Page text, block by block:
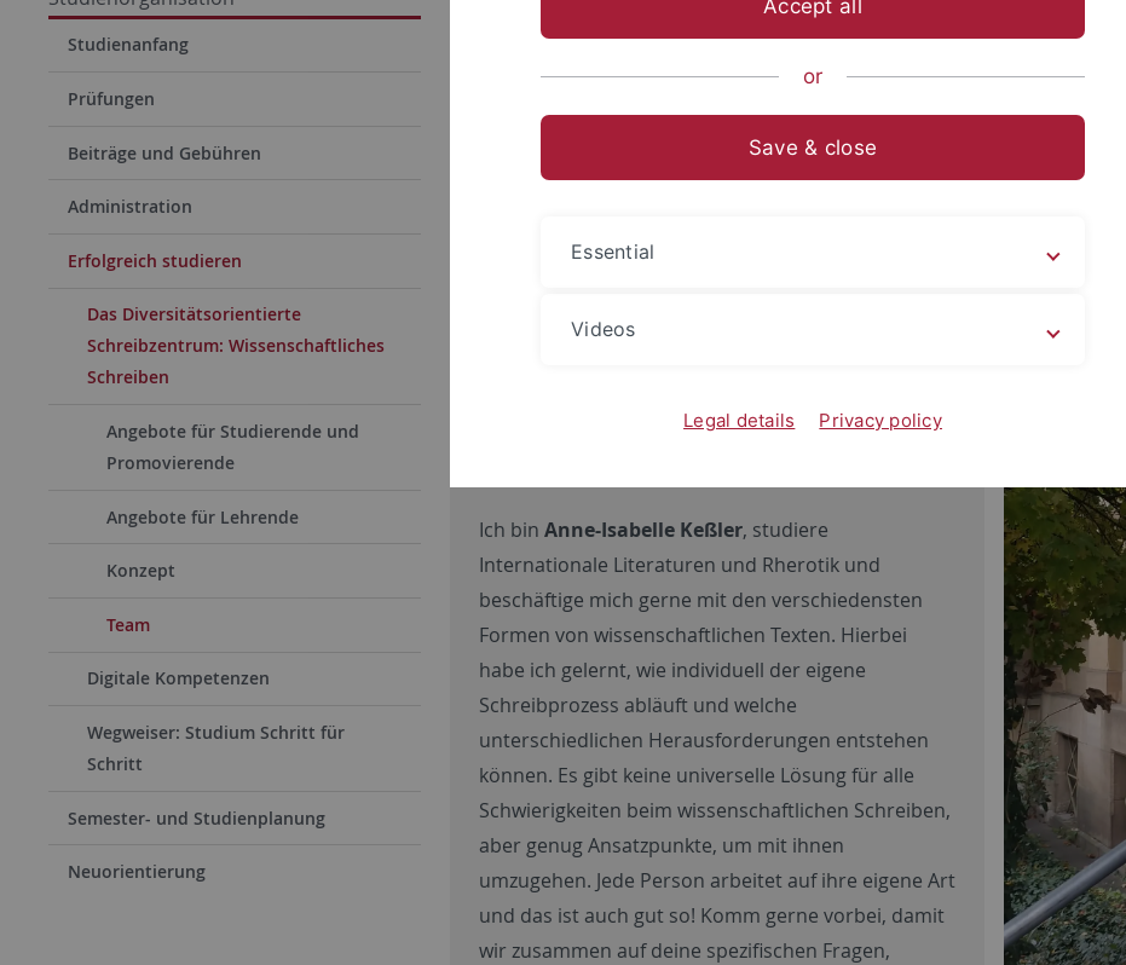
Studienanfang
Prüfungen
Beiträge und Gebühren
Administration
Erfolgreich studieren
Das Diversitätsorientierte
Schreibzentrum: Wissenschaftliches
Schreiben
Angebote für Studierende und
Promovierende
Angebote für Lehrende
Konzept
Team
Digitale Kompetenzen
Wegweiser: Studium Schritt für
Schritt
Semester- und Studienplanung
Neuorientierung
Diversitätsorientierten
Ich bin Anne-Isabelle Keßler, studiere
Internationale Literaturen und Rherotik und
beschäftige mich gerne mit den verschiedensten
Formen von wissenschaftlichen Texten. Hierbei
habe ich gelernt, wie individuell der eigene
Schreibprozess abläuft und welche
unterschiedlichen Herausforderungen entstehen
können. Es gibt keine universelle Lösung für alle
Schwierigkeiten beim wissenschaftlichen Schreiben,
aber genug Ansatzpunkte, um mit ihnen
umzugehen. Jede Person arbeitet auf ihre eigene Art
und das ist auch gut so! Komm gerne vorbei, damit
wir zusammen auf deine spezifischen Fragen,
Accept all
or
Save & close
Essential
Videos
Legal details Privacy policy